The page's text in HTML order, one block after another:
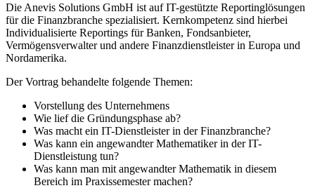
Die Anevis Solutions GmbH ist auf IT-gestützte Reportinglösungen
für die Finanzbranche spezialisiert. Kernkompetenz sind hierbei
Individualisierte Reportings für Banken, Fondsanbieter,
Vermögensverwalter und andere Finanzdienstleister in Europa und
Nordamerika.
Der Vortrag behandelte folgende Themen:
Vorstellung des Unternehmens
Wie lief die Gründungsphase ab?
Was macht ein IT-Dienstleister in der Finanzbranche?
Was kann ein angewandter Mathematiker in der IT-
Dienstleistung tun?
Was kann man mit angewandter Mathematik in diesem
Bereich im Praxissemester machen?